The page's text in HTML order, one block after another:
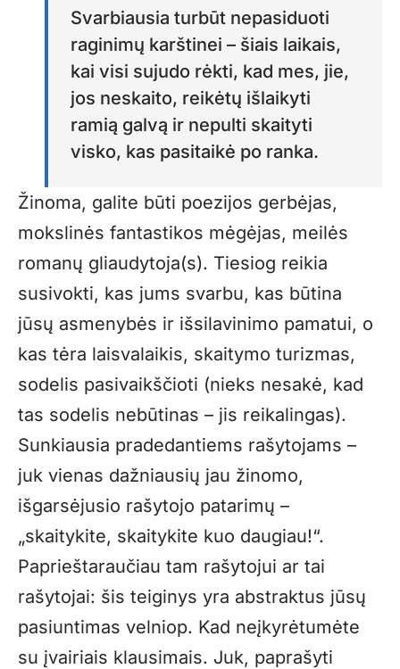
Svarbiausia turbūt nepasiduoti
raginimų karštinei – šiais laikais,
kai visi sujudo rėkti, kad mes, jie,
jos neskaito, reikėtų išlaikyti
ramią galvą ir nepulti skaityti
visko, kas pasitaikė po ranka.
Žinoma, galite būti poezijos gerbėjas,
mokslinės fantastikos mėgėjas, meilės
romanų gliaudytoja(s). Tiesiog reikia
susivokti, kas jums svarbu, kas būtina
jūsų asmenybės ir išsilavinimo pamatui, o
kas tėra laisvalaikis, skaitymo turizmas,
sodelis pasivaikščioti (nieks nesakė, kad
tas sodelis nebūtinas – jis reikalingas).
Sunkiausia pradedantiems rašytojams –
juk vienas dažniausių jau žinomo,
išgarsėjusio rašytojo patarimų –
„skaitykite, skaitykite kuo daugiau!“.
Paprieštaraučiau tam rašytojui ar tai
rašytojai: šis teiginys yra abstraktus jūsų
pasiuntimas velniop. Kad neįkyrėtumėte
su įvairiais klausimais. Juk, paprašyti